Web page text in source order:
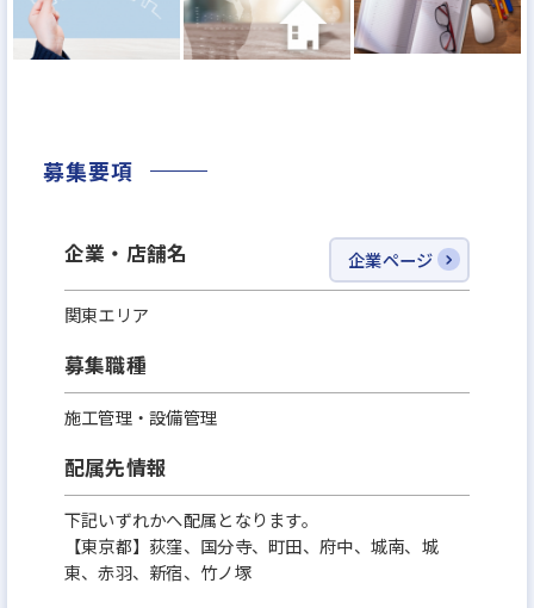
そのゴールに到達するためには、まだまだホーク・
ワン自身が未完成のため、今後、より大きく・強固
【実力に見合う最高峰の報酬と待遇】キャリアパス
明確な評価制度とキャリアパスであなたのスキルに
報います。
年収：450万円 〜 650万円スタート（経験・スキルを
昇進昇格チャンス年2回！実力次第でスピード昇進。
★年収1,200万円も現実的なキャリアです★
与年2回で、安定と豊かさを両立。
＜キャリアアップと年収例＞
| 入社年数 | ポジション | 年収 |
募集要項
企業・店舗名 企業ページ
関東エリア
募集職種
施工管理・設備管理
配属先情報
下記いずれかへ配属となります。
【東京都】荻窪、国分寺、町田、府中、城南、城
東、赤羽、新宿、竹ノ塚